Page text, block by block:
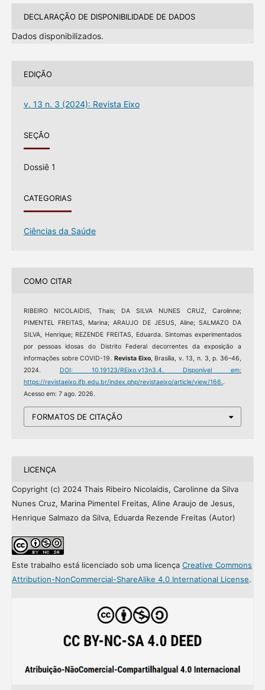
DECLARAÇÃO DE DISPONIBILIDADE DE DADOS
Dados disponibilizados.
EDIÇÃO
v. 13 n. 3 (2024): Revista Eixo
SEÇÃO
Dossiê 1
CATEGORIAS
Ciências da Saúde
COMO CITAR
RIBEIRO NICOLAIDIS, Thais; DA SILVA NUNES CRUZ, Carolinne;
PIMENTEL FREITAS, Marina; ARAUJO DE JESUS, Aline; SALMAZO DA
SILVA, Henrique; REZENDE FREITAS, Eduarda. Sintomas experimentados
por pessoas idosas do Distrito Federal decorrentes da exposição a
informações sobre COVID-19. Revista Eixo, Brasília, v. 13, n. 3, p. 36–46,
2024. DOI: 10.19123/REixo.v13n3.4. Disponível em:
https://revistaeixo.ifb.edu.br/index.php/revistaeixo/article/view/166..
Acesso em: 7 ago. 2026.
FORMATOS DE CITAÇÃO
LICENÇA
Copyright (c) 2024 Thais Ribeiro Nicolaidis, Carolinne da Silva
Nunes Cruz, Marina Pimentel Freitas, Aline Araujo de Jesus,
Henrique Salmazo da Silva, Eduarda Rezende Freitas (Autor)
Este trabalho está licenciado sob uma licença Creative Commons
Attribution-NonCommercial-ShareAlike 4.0 International License.